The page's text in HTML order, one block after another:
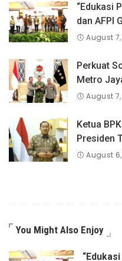
“Edukasi
dan AFPI
August
Perkuat
Metro
Dankorps
August
Ketua
Presiden
August
You Might Also Enjoy